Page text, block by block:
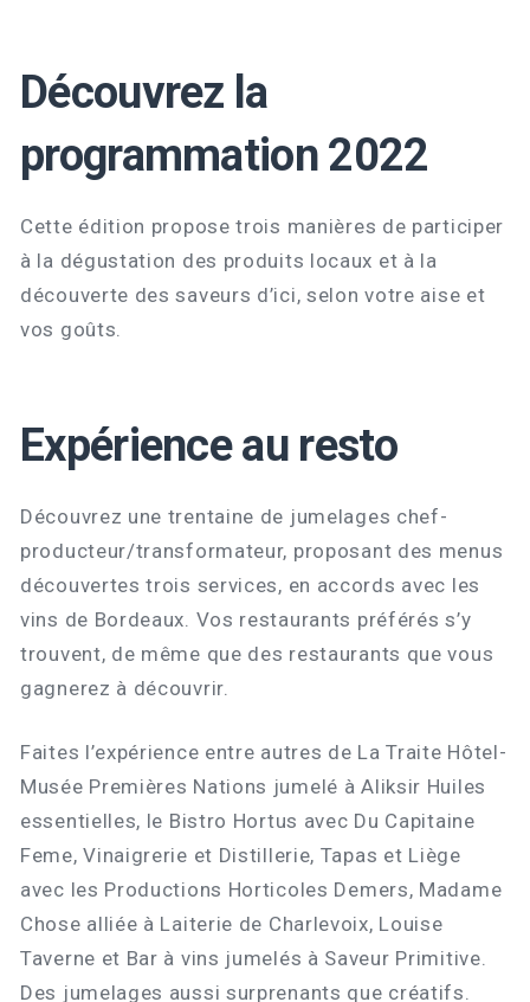
Découvrez la
programmation 2022
Cette édition propose trois manières de participer
à la dégustation des produits locaux et à la
découverte des saveurs d’ici, selon votre aise et
vos goûts.
Expérience au resto
Découvrez une trentaine de jumelages chef-
producteur/transformateur, proposant des menus
découvertes trois services, en accords avec les
vins de Bordeaux. Vos restaurants préférés s’y
trouvent, de même que des restaurants que vous
gagnerez à découvrir.
Faites l’expérience entre autres de La Traite Hôtel-
Musée Premières Nations jumelé à Aliksir Huiles
essentielles, le Bistro Hortus avec Du Capitaine
Feme, Vinaigrerie et Distillerie, Tapas et Liège
avec les Productions Horticoles Demers, Madame
Chose alliée à Laiterie de Charlevoix, Louise
Taverne et Bar à vins jumelés à Saveur Primitive.
Des jumelages aussi surprenants que créatifs.